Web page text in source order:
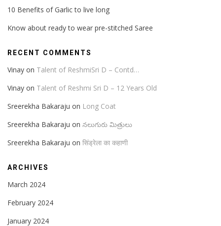
10 Benefits of Garlic to live long
Know about ready to wear pre-stitched Saree
RECENT COMMENTS
Vinay on Talent of ReshmiSri D – Contd…
Vinay on Talent of Reshmi Sri D – 12 Years Old
Sreerekha Bakaraju on Long Coat
Sreerekha Bakaraju on నలుగురు మిత్రులు
Sreerekha Bakaraju on सिंड्रेला का कहाणी
ARCHIVES
March 2024
February 2024
January 2024